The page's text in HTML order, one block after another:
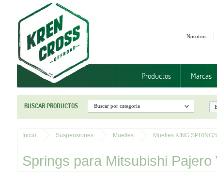
Nosotros
Productos Marcas
BUSCAR PRODUCTOS:
Inicio Suspensiones Muelles Muelles KING SPRINGS
Springs para Mitsubishi